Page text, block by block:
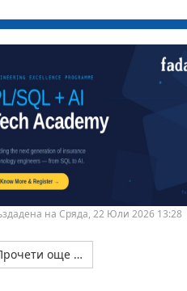
на Сряда, 22 Юли 2026 13:28
още …